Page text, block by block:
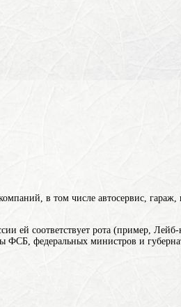
в том числе автосервис, гараж,
ей соответствует рота (пример,
ФСБ, федеральных министров и